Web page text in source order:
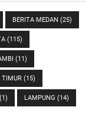
BERITA MEDAN (25)
(115)
(11)
TIMUR (15)
(1) LAMPUNG (14)